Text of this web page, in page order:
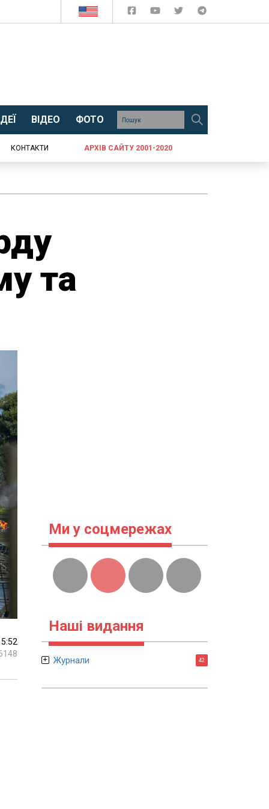
ВІДЕО ФОТО
КОНТАКТИ АРХІВ САЙТУ 2001-2020
та
Ми у соцмережах
Наші видання
Журнали 42